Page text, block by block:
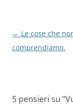
Navigazione
articolo
← Le cose che
comprendiamo.
5 pensieri su “